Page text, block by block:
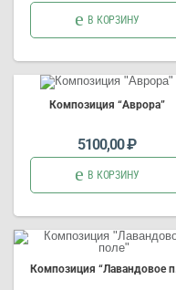
В КОРЗИНУ
Композиция “Аврора”
5100,00₽
В КОРЗИНУ
Композиция “Лавандовое поле”